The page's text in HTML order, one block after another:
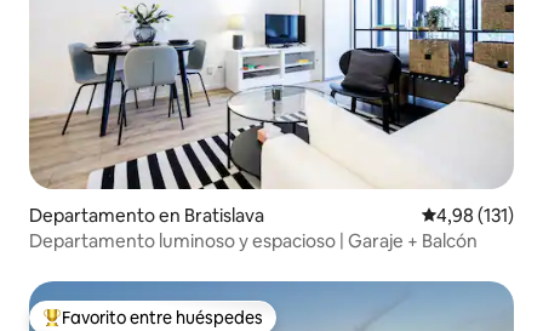
Departamento en Bratislava Calificación
4,98 (131)
Departamento luminoso y espacioso | Garaje + Balcón
Favorito entre huéspedes